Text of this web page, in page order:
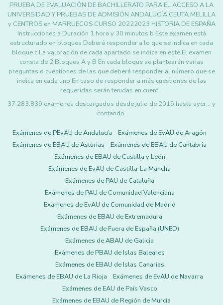
PRUEBA DE EVALUACIÓN DE BACHILLERATO PARA EL ACCESO A LA
UNIVERSIDAD Y PRUEBAS DE ADMISIÓN ANDALUCÍA CEUTA MELILLA
y CENTROS en MARRUECOS CURSO 20222023 HISTORIA DE ESPAÑA
Instrucciones a Duración 1 hora y 30 minutos b Este examen está
estructurado en bloques Deberá responder a lo que se indica en cada
bloque c La valoración de cada apartado se indica en este El examen
consta de 2 Bloques A y B En cada bloque se plantearán varias
preguntas o cuestiones de las que deberá responder al número que se
indica en cada uno En caso de responder a más cuestiones de las
requeridas serán tenidas en cuent…
37.283.839 exámenes descargados desde julio de 2015 hasta ayer... y
contando.
Exámenes de PEvAU de Andalucía
Exámenes de EvAU de Aragón
Exámenes de EBAU de Asturias
Exámenes de EBAU de Cantabria
Exámenes de EBAU de Castilla y León
Exámenes de EvAU de Castilla-La Mancha
Exámenes de PAU de Cataluña
Exámenes de PAU de Comunidad Valenciana
Exámenes de EvAU de Comunidad de Madrid
Exámenes de EBAU de Extremadura
Exámenes de EBAU de Fuera de España (UNED)
Exámenes de ABAU de Galicia
Exámenes de PBAU de Islas Baleares
Exámenes de EBAU de Islas Canarias
Exámenes de EBAU de La Rioja
Exámenes de EvAU de Navarra
Exámenes de EAU de País Vasco
Exámenes de EBAU de Región de Murcia